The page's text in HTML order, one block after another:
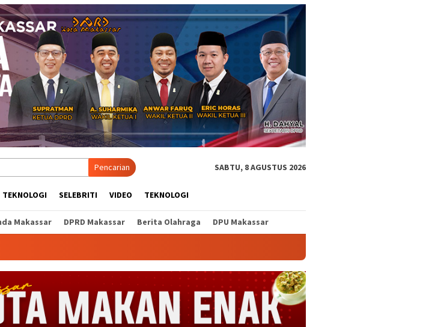
Pencarian SABTU, 8 AGUSTUS 2026
TEKNOLOGI SELEBRITI VIDEO TEKNOLOGI
Makassar DPRD Makassar Berita Olahraga DPU Makassar